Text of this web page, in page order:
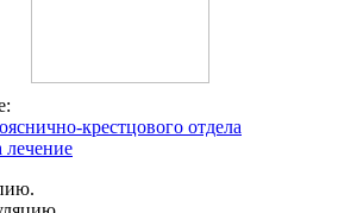
крестцового отдела
лечение